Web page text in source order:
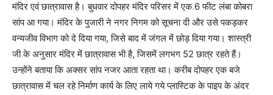
मंदिर एवं छात्रावास है। बुधवार दोपहर मंदिर परिसर में एक 6 फीट लंबा कोबरा
सांप आ गया। मंदिर के पुजारी ने नगर निगम को सूचना दी और उसे पकड़कर
वन्यजीव विभाग को दे दिया गया, जिसे बाद में जंगल में छोड़ दिया गया। शास्त्री
जी के अनुसार मंदिर में छात्रावास भी है, जिसमें लगभग 52 छात्र रहते हैं।
उन्होंने बताया कि अक्सर सांप नजर आता रहता था। करीब दोपहर एक बजे
छात्रावास में चल रहे निर्माण कार्य के लिए लाये गये प्लास्टिक के पाइप के अंदर